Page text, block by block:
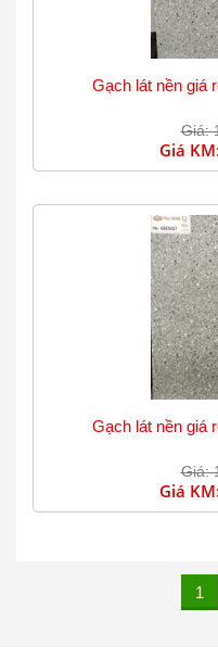
Gạch lát nền giá
Giá:
Giá KM:
Gạch lát nền giá
Giá:
Giá KM:
1